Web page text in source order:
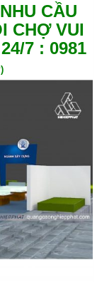
CẦU
CHỢ VUI
7 : 0981